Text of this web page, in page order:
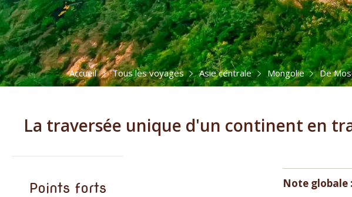
Accueil Tous les voyages Asie centrale Mongolie De
La traversée unique d'un continent en
Points forts Note globale :